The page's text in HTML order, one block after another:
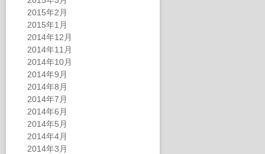
2015年2月
2015年1月
2014年12月
2014年11月
2014年10月
2014年9月
2014年8月
2014年7月
2014年6月
2014年5月
2014年4月
2014年3月